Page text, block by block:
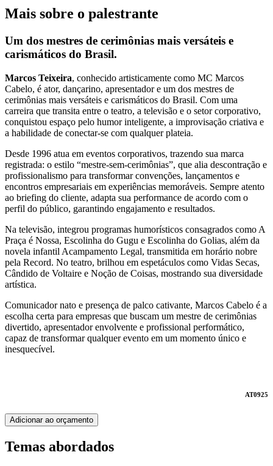
Mais sobre o palestrante
Um dos mestres de cerimônias mais versáteis e
carismáticos do Brasil.
Marcos Teixeira, conhecido artisticamente como MC Marcos
Cabelo, é ator, dançarino, apresentador e um dos mestres de
cerimônias mais versáteis e carismáticos do Brasil. Com uma
carreira que transita entre o teatro, a televisão e o setor corporativo,
conquistou espaço pelo humor inteligente, a improvisação criativa e
a habilidade de conectar-se com qualquer plateia.
Desde 1996 atua em eventos corporativos, trazendo sua marca
registrada: o estilo “mestre-sem-cerimônias”, que alia descontração e
profissionalismo para transformar convenções, lançamentos e
encontros empresariais em experiências memoráveis. Sempre atento
ao briefing do cliente, adapta sua performance de acordo com o
perfil do público, garantindo engajamento e resultados.
Na televisão, integrou programas humorísticos consagrados como A
Praça é Nossa, Escolinha do Gugu e Escolinha do Golias, além da
novela infantil Acampamento Legal, transmitida em horário nobre
pela Record. No teatro, brilhou em espetáculos como Vidas Secas,
Cândido de Voltaire e Noção de Coisas, mostrando sua diversidade
artística.
Comunicador nato e presença de palco cativante, Marcos Cabelo é a
escolha certa para empresas que buscam um mestre de cerimônias
divertido, apresentador envolvente e profissional performático,
capaz de transformar qualquer evento em um momento único e
inesquecível.
AT0925
Adicionar ao orçamento
Temas abordados